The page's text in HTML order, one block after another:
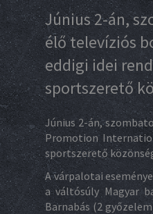
Június 2-án,
élő televíziós
eddigi idei
sportszerető
Június 2-án,
Promotion
sportszerető
A várpalotai
a váltósúly Magyar
Barnabás (2